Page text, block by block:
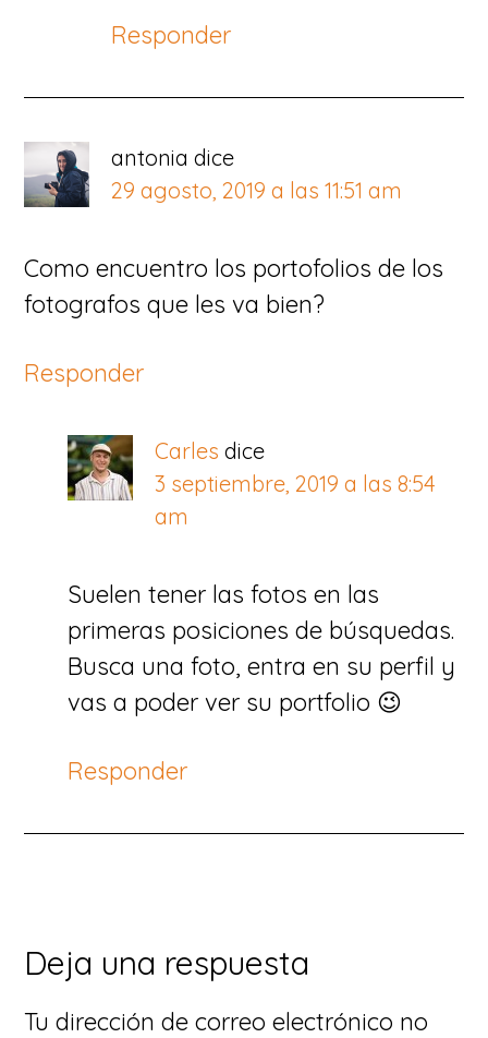
Responder
antonia dice
29 agosto, 2019 a las 11:51 am
Como encuentro los portofolios de los
fotografos que les va bien?
Responder
Carles dice
3 septiembre, 2019 a las 8:54
am
Suelen tener las fotos en las
primeras posiciones de búsquedas.
Busca una foto, entra en su perfil y
vas a poder ver su portfolio 😉
Responder
Deja una respuesta
Tu dirección de correo electrónico no